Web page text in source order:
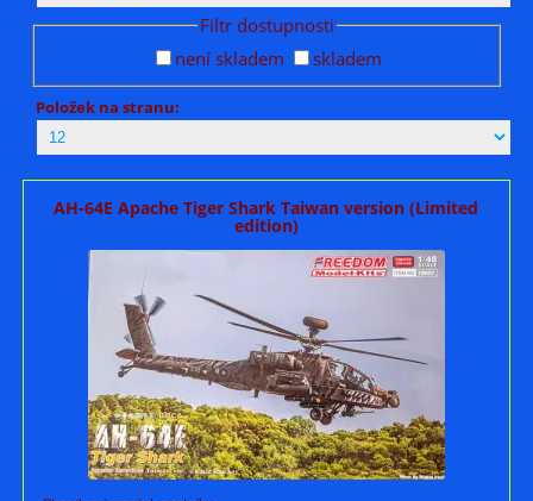
Filtr dostupnosti
není skladem
skladem
Položek na stranu:
AH-64E Apache Tiger Shark Taiwan version (Limited
edition)